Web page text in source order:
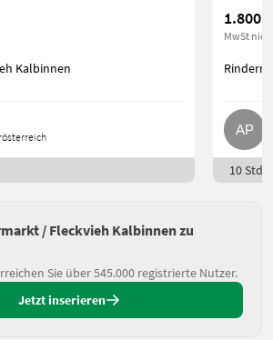
Kalbinnen
1.800 €
MwSt
10 Std.
/ Fleckvieh Kalbinnen zu
Sie über 545.000 registrierte Nutzer.
Jetzt inserieren